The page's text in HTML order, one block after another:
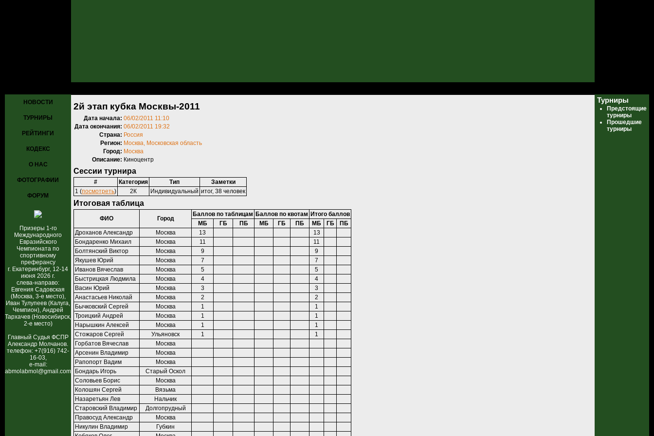
НОВОСТИ
ТУРНИРЫ
РЕЙТИНГИ
КОДЕКС
О НАС
ФОТОГРАФИИ
ФОРУМ
Призеры 1-го
Международного
Евразийского
Чемпионата по
спортивному
преферансу
г. Екатеринбург, 12-14
июня 2026 г.
слева-направо:
Евгения Садовская
(Москва, 3-е место),
Иван Тулупеев (Калуга,
Чемпион), Андрей
Тархачев (Новосибирск,
2-е место)
Главный Судья ФСПР
Александр Молчанов.
телефон: +7(916) 742-
16-03,
e-mail:
abmolabmol@gmail.com
2й этап кубка Москвы-2011
Дата начала: 06/02/2011 11:10
Дата окончания: 06/02/2011 19:32
Страна: Россия
Регион: Москва, Московская область
Город: Москва
Описание: Киноцентр
Сессии турнира
# Категория Тип
Заметки
1 (посмотреть) 2К Индивидуальный итог, 38 человек
Итоговая таблица
ФИО Город
Баллов по таблицам Баллов по квотам Итого баллов
МБ
ГБ ПБ МБ ГБ ПБ МБ ГБ
ПБ
Дроханов Александр
Москва 13
13
Бондаренко Михаил
Москва 11
11
Болтянский Виктор
Москва 9
9
Якушев Юрий
Москва 7
7
Иванов Вячеслав
Москва 5
5
Быстрицкая Людмила
Москва 4
4
Васин Юрий
Москва 3
3
Анастасьев Николай
Москва 2
2
Бычковский Сергей
Москва 1
1
Троицкий Андрей
Москва 1
1
Нарышкин Алексей
Москва 1
1
Стожаров Сергей
Ульяновск 1
1
Горбатов Вячеслав
Москва
Арсенин Владимир
Москва
Рапопорт Вадим
Москва
Бондарь Игорь
Старый Оскол
Соловьев Борис
Москва
Колошян Сергей
Вязьма
Назаретьян Лев
Нальчик
Старовский Владимир
Долгопрудный
Правосуд Александр
Москва
Никулин Владимир
Губкин
Турниры
Предстоящие
турниры
Прошедшие
турниры